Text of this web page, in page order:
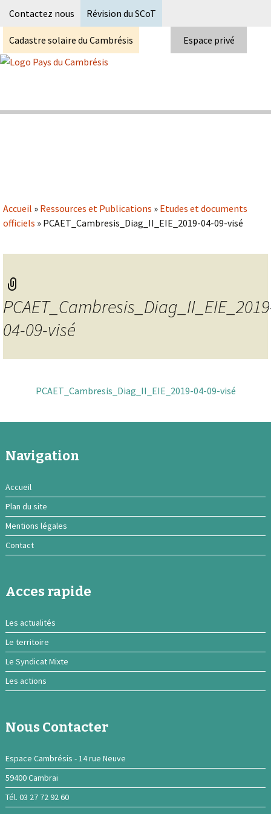
Contactez nous Révision du SCoT
Cadastre solaire du Cambrésis Espace privé
Accueil » Ressources et Publications » Etudes et documents
officiels » PCAET_Cambresis_Diag_II_EIE_2019-04-09-visé
04-09-visé
PCAET_Cambresis_Diag_II_EIE_2019-04-09-visé
Navigation
Accueil
Plan du site
Mentions légales
Contact
Acces rapide
Les actualités
Le territoire
Le Syndicat Mixte
Les actions
Nous Contacter
Espace Cambrésis - 14 rue Neuve
59400 Cambrai
Tél. 03 27 72 92 60